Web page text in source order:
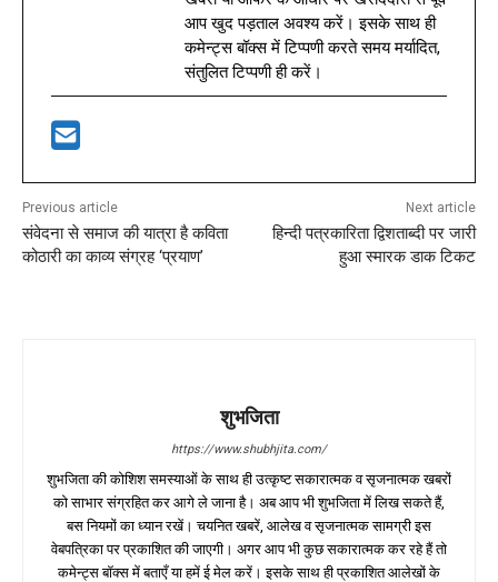
आप खुद पड़ताल अवश्य करें। इसके साथ ही
कमेन्ट्स बॉक्स में टिप्पणी करते समय मर्यादित,
संतुलित टिप्पणी ही करें।
Previous article
संवेदना से समाज की यात्रा है कविता
कोठारी का काव्य संग्रह ‘प्रयाण’
Next article
हिन्दी पत्रकारिता द्विशताब्दी पर जारी
हुआ स्मारक डाक टिकट
शुभजिता
https://www.shubhjita.com/
शुभजिता की कोशिश समस्याओं के साथ ही उत्कृष्ट सकारात्मक व सृजनात्मक खबरों
को साभार संग्रहित कर आगे ले जाना है। अब आप भी शुभजिता में लिख सकते हैं,
बस नियमों का ध्यान रखें। चयनित खबरें, आलेख व सृजनात्मक सामग्री इस
वेबपत्रिका पर प्रकाशित की जाएगी। अगर आप भी कुछ सकारात्मक कर रहे हैं तो
कमेन्ट्स बॉक्स में बताएँ या हमें ई मेल करें। इसके साथ ही प्रकाशित आलेखों के